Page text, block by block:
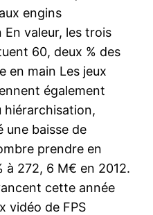
engins
valeur, les trois
60, deux % des
en main Les jeux
également
une baisse de
prendre en
à 272, 6 M€ en 2012.
cette année
vidéo de FPS